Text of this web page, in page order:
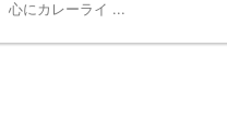
心にカレーライ ...